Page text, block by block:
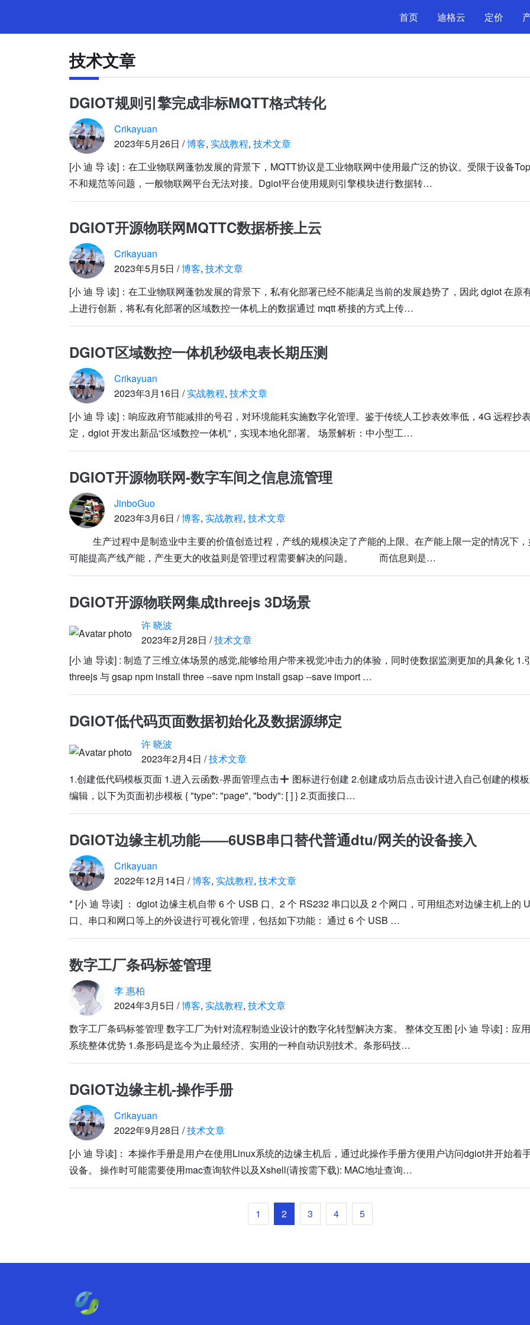
首页 迪格云 定价
技术文章
DGIOT规则引擎完成非标MQTT格式转化
Crikayuan
2023年5月26日 /博客, 实战教程, 技术文章
[小 迪 导 读]：在工业物联网蓬勃发展的背景下，MQTT协议是工业物联网中使用最广泛的协议。受限于设备
不和规范等问题，一般物联网平台无法对接。Dgiot平台使用规则引擎模块进行数据转…
DGIOT开源物联网MQTTC数据桥接上云
Crikayuan
2023年5月5日 /博客, 技术文章
[小 迪 导 读]：在工业物联网蓬勃发展的背景下，私有化部署已经不能满足当前的发展趋势了，因此 dgiot 在原
上进行创新，将私有化部署的区域数控一体机上的数据通过 mqtt 桥接的方式上传…
DGIOT区域数控一体机秒级电表长期压测
Crikayuan
2023年3月16日 /实战教程, 技术文章
[小 迪 导 读]：响应政府节能减排的号召，对环境能耗实施数字化管理。鉴于传统人工抄表效率低，4G 远程抄
定，dgiot 开发出新品“区域数控一体机”，实现本地化部署。 场景解析：中小型工…
DGIOT开源物联网-数字车间之信息流管理
JinboGuo
2023年3月6日 /博客, 实战教程, 技术文章
生产过程中是制造业中主要的价值创造过程，产线的规模决定了产能的上限。在产能上限一定的情况下，
可能提高产线产能，产生更大的收益则是管理过程需要解决的问题。 而信息则是…
DGIOT开源物联网集成threejs 3D场景
许 晓波
2023年2月28日 /技术文章
[小 迪 导读] : 制造了三维立体场景的感觉,能够给用户带来视觉冲击力的体验，同时使数据监测更加的具象化 1.
threejs 与 gsap npm install three --save npm install gsap --save import …
DGIOT低代码页面数据初始化及数据源绑定
许 晓波
2023年2月4日 /技术文章
1.创建低代码模板页面 1.进入云函数-界面管理点击
图标进行创建 2.创建成功后点击设计进入自己创建的模
编辑，以下为页面初步模板 { "type": "page", "body": [ ] } 2.页面接口…
DGIOT边缘主机功能——6USB串口替代普通dtu/网关的设备接入
Crikayuan
2022年12月14日 /博客, 实战教程, 技术文章
* [小 迪 导读] ： dgiot 边缘主机自带 6 个 USB 口、2 个 RS232 串口以及 2 个网口，可用组态对边缘主机上的
口、串口和网口等上的外设进行可视化管理，包括如下功能： 通过 6 个 USB …
数字工厂条码标签管理
李 惠柏
2024年3月5日 /博客, 实战教程, 技术文章
数字工厂条码标签管理 数字工厂为针对流程制造业设计的数字化转型解决方案。 整体交互图 [小 迪 导读]：应
系统整体优势 1.条形码是迄今为止最经济、实用的一种自动识别技术。条形码技…
DGIOT边缘主机-操作手册
Crikayuan
2022年9月28日 /技术文章
[小 迪 导读]： 本操作手册是用户在使用Linux系统的边缘主机后，通过此操作手册方便用户访问dgiot并开始着
设备。 操作时可能需要使用mac查询软件以及Xshell(请按需下载): MAC地址查询…
1 2 3 4 5